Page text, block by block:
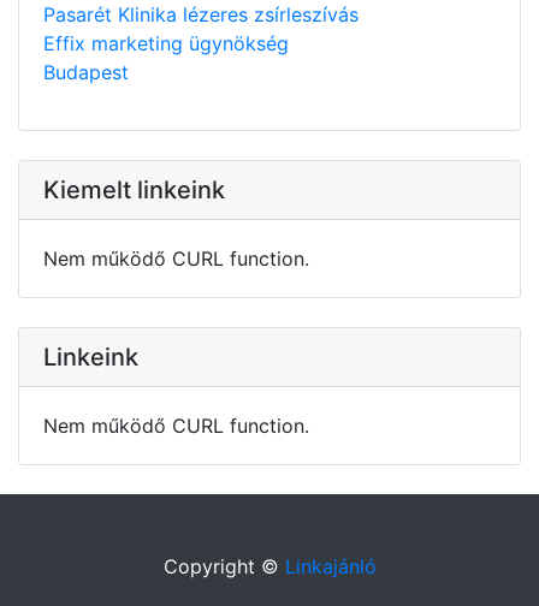
Pasarét Klinika lézeres zsírleszívás
Effix marketing ügynökség
Budapest
Kiemelt linkeink
Nem működő CURL function.
Linkeink
Nem működő CURL function.
Copyright © Linkajánló